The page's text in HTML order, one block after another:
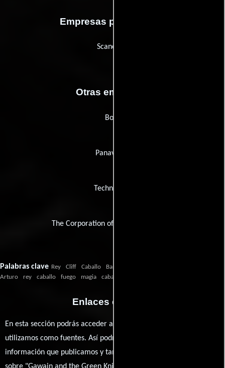
Empresas productoras
Scancrest
Otras empresas
Borg
Panavision
Technicolor
The Corporation of the City of Cardiff
Palabras clave Rey Cliff Caballo Baron
Arturo
rey caballo fuego magia caballero
Enlaces externos
En esta sección podrás acceder a los recursos externos que
utilizamos como fuentes. Así podrás chequear toda la
información que publicamos y también ampliar tu conocimiento